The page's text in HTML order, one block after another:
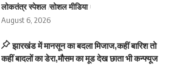
लोकतंत्र स्पेशल सोशल मीडिया
August 6, 2026
झारखंड में मानसून का बदला मिजाज,कहीं बारिश तो
कहीं बादलों का डेरा,मौसम का मूड देख छाता भी कन्फ्यूज